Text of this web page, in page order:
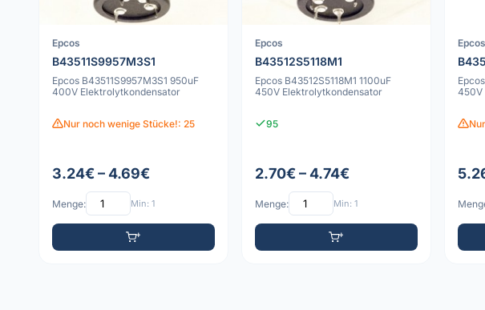
Epcos
B43511S9957M3S1
Epcos B43511S9957M3S1 950uF
400V Elektrolytkondensator
Nur noch wenige Stücke!: 25
3.24€ – 4.69€
Menge: Min: 1
Epcos
B43512S5118M1
Epcos B43512S5118M1 1100uF
450V Elektrolytkondensator
95
2.70€ – 4.74€
Menge: Min: 1
Epcos
450V